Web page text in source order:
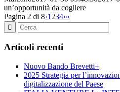
un’opportunità da cogliere
Pagina 2 di 8‹1 234›»
Articoli recenti
Nuovo Bando Brevetti+
2025 Strategia per
digitalizzazione del Paese